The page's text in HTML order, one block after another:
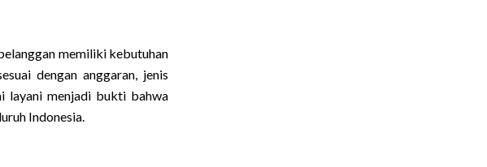
memiliki kebutuhan
dengan anggaran, jenis
layani menjadi bukti bahwa
Indonesia.